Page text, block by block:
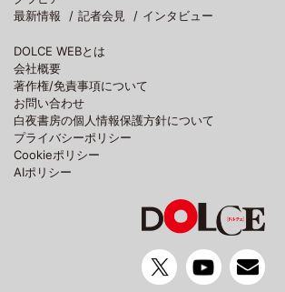
最新情報
記者会見 インタビュー
DOLCE WEBとは
会社概要
著作権/免責事項について
お問い合わせ
白夜書房の個人情報保護方針について
プライバシーポリシー
Cookieポリシー
AIポリシー